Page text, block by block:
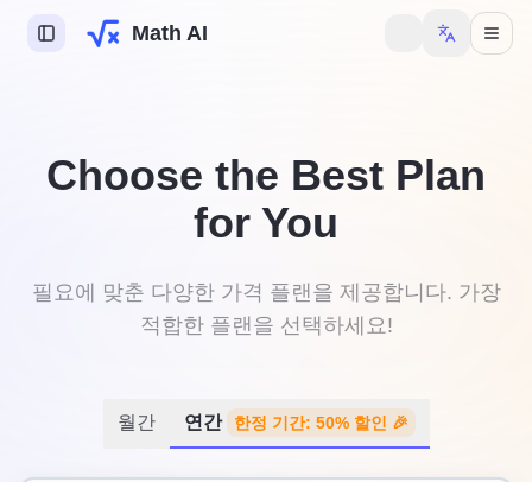
Math AI
도우미
Choose the Best Plan
for You
필요에 맞춘 다양한 가격 플랜을 제공합니다. 가장
적합한 플랜을 선택하세요!
월간 연간 한정 기간: 50% 할인 🎉